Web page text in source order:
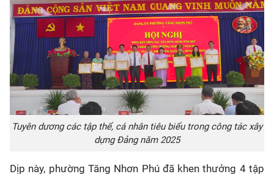
Tuyên dương các tập thể, cá nhân tiêu biểu trong công tác xây
dựng Đảng năm 2025
Dịp này, phường Tăng Nhơn Phú đã khen thưởng 4 tập